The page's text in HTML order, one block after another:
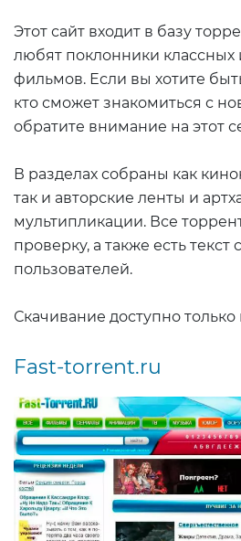
Этот сайт входит в базу
любят поклонники классных
фильмов. Если вы хотите
кто сможет знакомиться с
обратите внимание на этот
В разделах собраны как
так и авторские ленты и
мультипликации. Все
проверку, а также есть текст
пользователей.
Скачивание доступно
Fast-torrent.ru